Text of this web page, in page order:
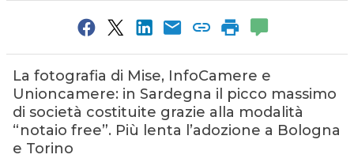
La fotografia di Mise, InfoCamere e
Unioncamere: in Sardegna il picco massimo
di società costituite grazie alla modalità
“notaio free”. Più lenta l’adozione a Bologna
e Torino